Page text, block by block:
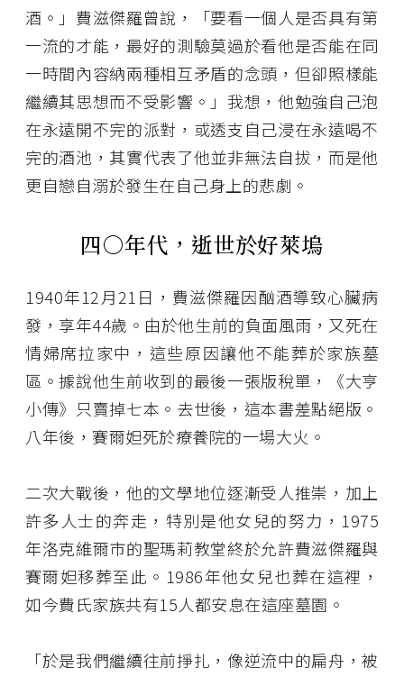
酒。」費滋傑羅曾說，「要看一個人是否具有第
一流的才能，最好的測驗莫過於看他是否能在同
一時間內容納兩種相互矛盾的念頭，但卻照樣能
繼續其思想而不受影響。」我想，他勉強自己泡
在永遠開不完的派對，或透支自己浸在永遠喝不
完的酒池，其實代表了他並非無法自拔，而是他
更自戀自溺於發生在自己身上的悲劇。
四○年代，逝世於好萊塢
1940年12月21日，費滋傑羅因酗酒導致心臟病
發，享年44歲。由於他生前的負面風雨，又死在
情婦席拉家中，這些原因讓他不能葬於家族墓
區。據說他生前收到的最後一張版稅單，《大亨
小傳》只賣掉七本。去世後，這本書差點絕版。
八年後，賽爾妲死於療養院的一場大火。
二次大戰後，他的文學地位逐漸受人推崇，加上
許多人士的奔走，特別是他女兒的努力，1975
年洛克維爾市的聖瑪莉教堂終於允許費滋傑羅與
賽爾妲移葬至此。1986年他女兒也葬在這裡，
如今費氏家族共有15人都安息在這座墓園。
「於是我們繼續往前掙扎，像逆流中的扁舟，被